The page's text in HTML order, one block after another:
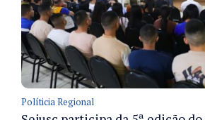
Políticia Regional